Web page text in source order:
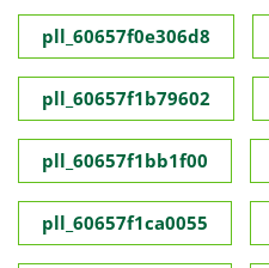
pll_60657f0e306d8
pll_60657f1b79602
pll_60657f1bb1f00
pll_60657f1ca0055